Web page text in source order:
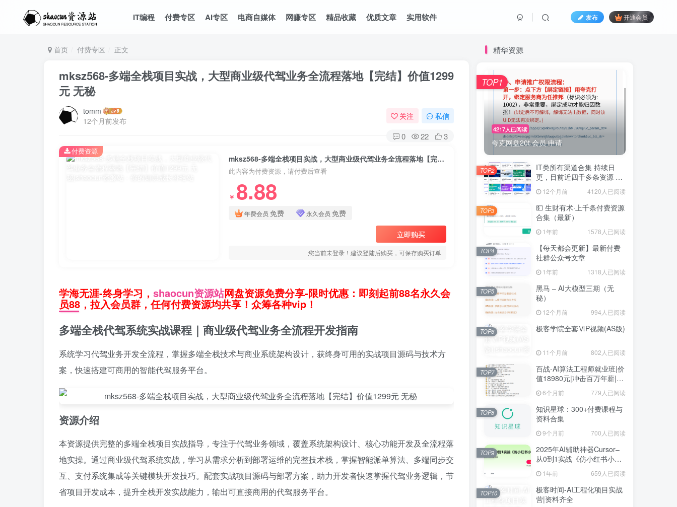
IT编程 付费专区 AI专区 电商自媒体 网赚专区 精品收藏 优质文章 实用软件 发布 开通会员
首页 付费专区 正文
mksz568-多端全栈项目实战，大型商业级代驾业务全流程落地【完结】价值1299
元 无秘
tomm
12个月前发布
关注 私信
0 22 3
mksz568-多端全栈项目实战，大型商业级代驾业务全流程落地【完结】价值1299元 无秘
此内容为付费资源，请付费后查看
￥ 8.88
年费会员 免费 永久会员 免费
立即购买
您当前未登录！建议登陆后购买，可保存购买订单
付费资源
学海无涯-终身学习， shaocun资源站网盘资源免费分享-限时优惠：即刻起前88名永久会
员88，拉入会员群，任何付费资源均共享！众筹各种vip！
多端全栈代驾系统实战课程｜商业级代驾业务全流程开发指南
系统学习代驾业务开发全流程，掌握多端全栈技术与商业系统架构设计，获终身可用的实战项目源码与技术方
案，快速搭建可商用的智能代驾服务平台。
资源介绍
本资源提供完整的多端全栈项目实战指导，专注于代驾业务领域，覆盖系统架构设计、核心功能开发及全流程落
地实操。通过商业级代驾系统实战，学习从需求分析到部署运维的完整技术栈，掌握智能派单算法、多端同步交
互、支付系统集成等关键模块开发技巧。配套实战项目源码与部署方案，助力开发者快速掌握代驾业务逻辑，节
省项目开发成本，提升全栈开发实战能力，输出可直接商用的代驾服务平台。
精华资源
4217人已阅读
夸克网盘20t 会员 申请
TOP1
IT类所有渠道合集 持续日
更，目前近四千多条资源 年
12个月前 4120人已阅读
TOP2
💵 生财有术·上千条付费资源
合集（最新）
1年前 1578人已阅读
TOP3
【每天都会更新】最新付费
社群公众号文章
1年前 1318人已阅读
TOP4
黑马 – AI大模型三期（无
秘）
12个月前 994人已阅读
TOP5
极客学院全套ⅥP视频(AS版)
11个月前 802人已阅读
TOP6
百战-AI算法工程师就业班|价
值18980元|冲击百万年薪|完
结无秘
6个月前 779人已阅读
TOP7
知识星球：300+付费课程与
资料合集
9个月前 700人已阅读
TOP8
2025年AI辅助神器Cursor–
从0到1实战《仿小红书小程
序》1年前 659人已阅读
TOP9
极客时间-AI工程化项目实战
营|资料齐全
TOP10